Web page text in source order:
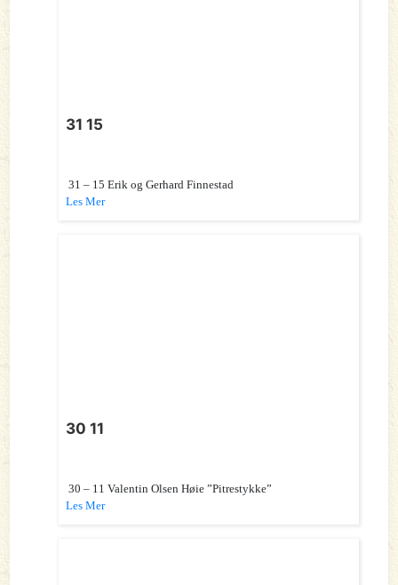
31 15
31 – 15 Erik og Gerhard Finnestad
Les Mer
30 11
30 – 11 Valentin Olsen Høie ”Pitrestykke”
Les Mer